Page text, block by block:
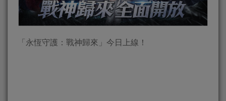
「永恆守護：戰神歸來」今日上線！